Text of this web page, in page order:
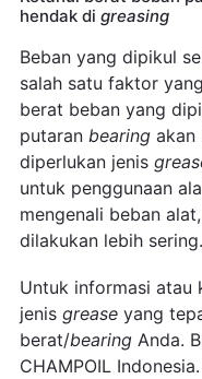
hendak di greasing
Beban yang dipikul
salah satu faktor
berat beban yang
putaran bearing akan
diperlukan jenis
untuk penggunaan
mengenali beban
dilakukan lebih sering.
Untuk informasi atau
jenis grease yang
berat/bearing Anda.
CHAMPOIL